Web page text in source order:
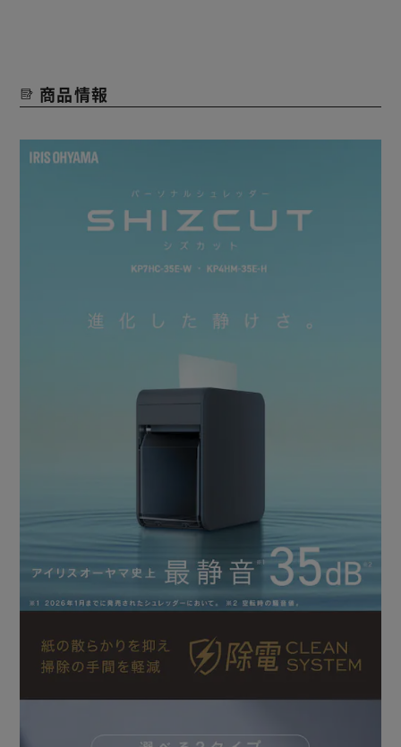
LEDライトでシュレッダーの状態が分かる(赤：細断中、
青：自動モード・待機中、赤点滅：エラー≪ゴミ満タン・ダ
グリーン購入法適合商品です。
【マイクロクロスカット】
作業中や電話中でも音が気にならない静音設計（空転時
35dB）で、家庭や小規模オフィスにスッキリ置けるコンパ
細断くずの静電気を除電しダストボックスへの張り付き・ご
一度に多量の紙を入れたり、斜めに紙を入れると、自動的に
カッターが逆転して停止するオートリバース機能搭載です。
青：自動モード・待機中、赤点滅：エラー≪ゴミ満タン・ダ
ストボックスが開いている≫)。
グリーン購入法適合商品です。
商品情報